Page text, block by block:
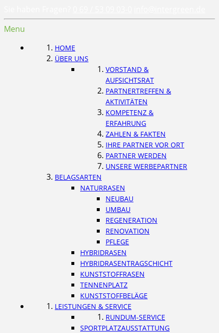
Menu
HOME
ÜBER UNS
VORSTAND &
AUFSICHTSRAT
PARTNERTREFFEN &
AKTIVITÄTEN
KOMPETENZ &
ERFAHRUNG
ZAHLEN & FAKTEN
IHRE PARTNER VOR ORT
PARTNER WERDEN
UNSERE WERBEPARTNER
BELAGSARTEN
NATURRASEN
NEUBAU
UMBAU
REGENERATION
RENOVATION
PFLEGE
HYBRIDRASEN
HYBRIDRASENTRAGSCHICHT
KUNSTSTOFFRASEN
TENNENPLATZ
KUNSTSTOFFBELÄGE
LEISTUNGEN & SERVICE
RUNDUM-SERVICE
SPORTPLATZAUSSTATTUNG